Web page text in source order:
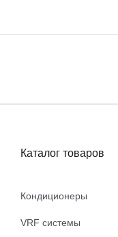
Каталог товаров
Кондиционеры
VRF системы